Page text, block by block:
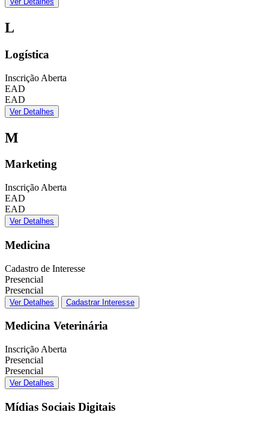
L
Logística
Inscrição Aberta
EAD
EAD
Ver Detalhes
M
Marketing
Inscrição Aberta
EAD
EAD
Ver Detalhes
Medicina
Cadastro de Interesse
Presencial
Presencial
Ver Detalhes Cadastrar Interesse
Medicina Veterinária
Inscrição Aberta
Presencial
Presencial
Ver Detalhes
Mídias Sociais Digitais